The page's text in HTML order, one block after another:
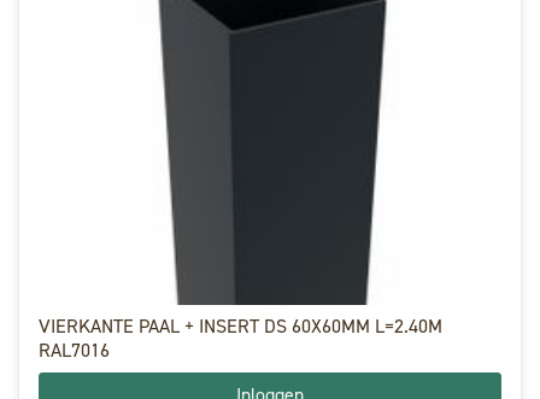
VIERKANTE PAAL + INSERT DS 60X60MM L=2.40M
RAL7016